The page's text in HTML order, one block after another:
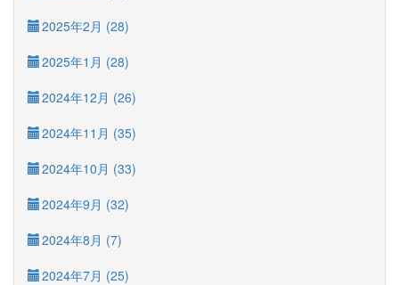
2025年2月 (28)
2025年1月 (28)
2024年12月 (26)
2024年11月 (35)
2024年10月 (33)
2024年9月 (32)
2024年8月 (7)
2024年7月 (25)